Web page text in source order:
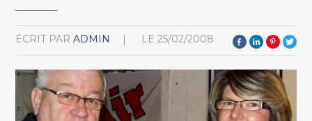
ÉCRIT PAR ADMIN LE 25/02/2008